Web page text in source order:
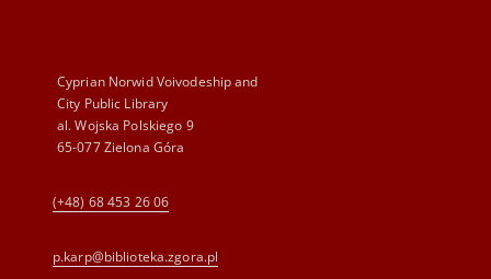
Cyprian Norwid Voivodeship and
City Public Library
al. Wojska Polskiego 9
65-077 Zielona Góra
(+48) 68 453 26 06
p.karp@biblioteka.zgora.pl